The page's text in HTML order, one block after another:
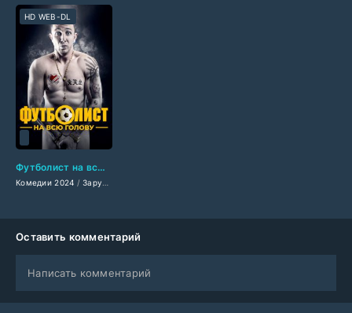
Футболист на всю голову (2024)
Комедии 2024 /Зарубежные фильмы 2024
HD WEB-DL
Оставить комментарий
Написать комментарий